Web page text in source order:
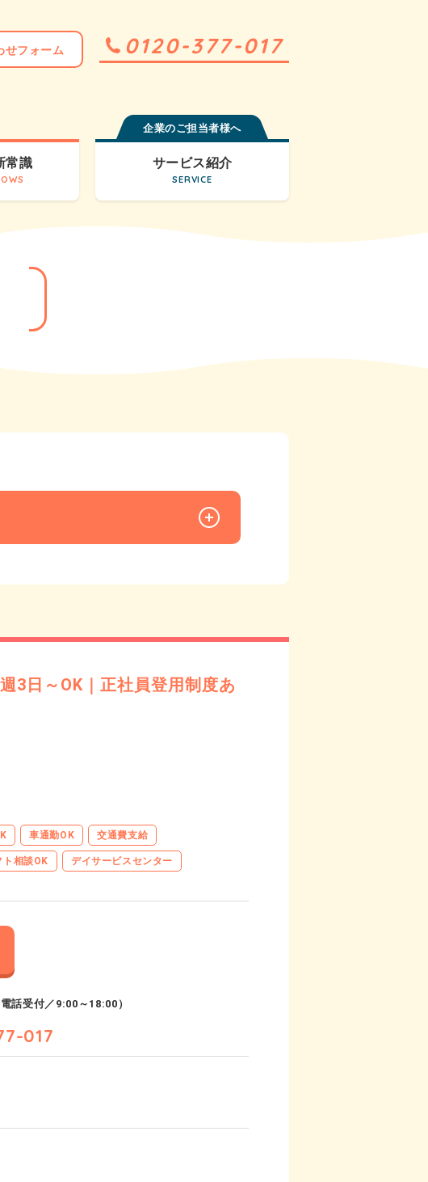
せフォーム 0120-377-017
常識
企業のご担当者様へ
サービス紹介
SERVICE
3日～OK｜正社員登用制度あ
車通勤OK 交通費支給
ト相談OK デイサービスセンター
電話受付／9:00～18:00）
017